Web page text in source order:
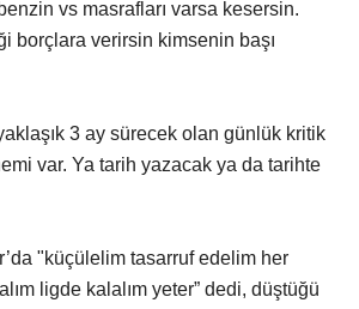
vs masrafları varsa kesersin.
borçlara verirsin kimsenin başı
3 ay sürecek olan günlük kritik
var. Ya tarih yazacak ya da tarihte
"küçülelim tasarruf edelim her
ligde kalalım yeter” dedi, düştüğü